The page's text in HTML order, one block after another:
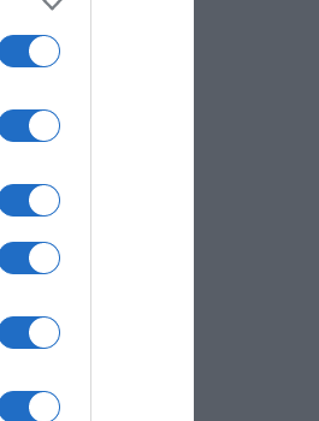
kezelõ
BDS (Kína), Galileo
szótár